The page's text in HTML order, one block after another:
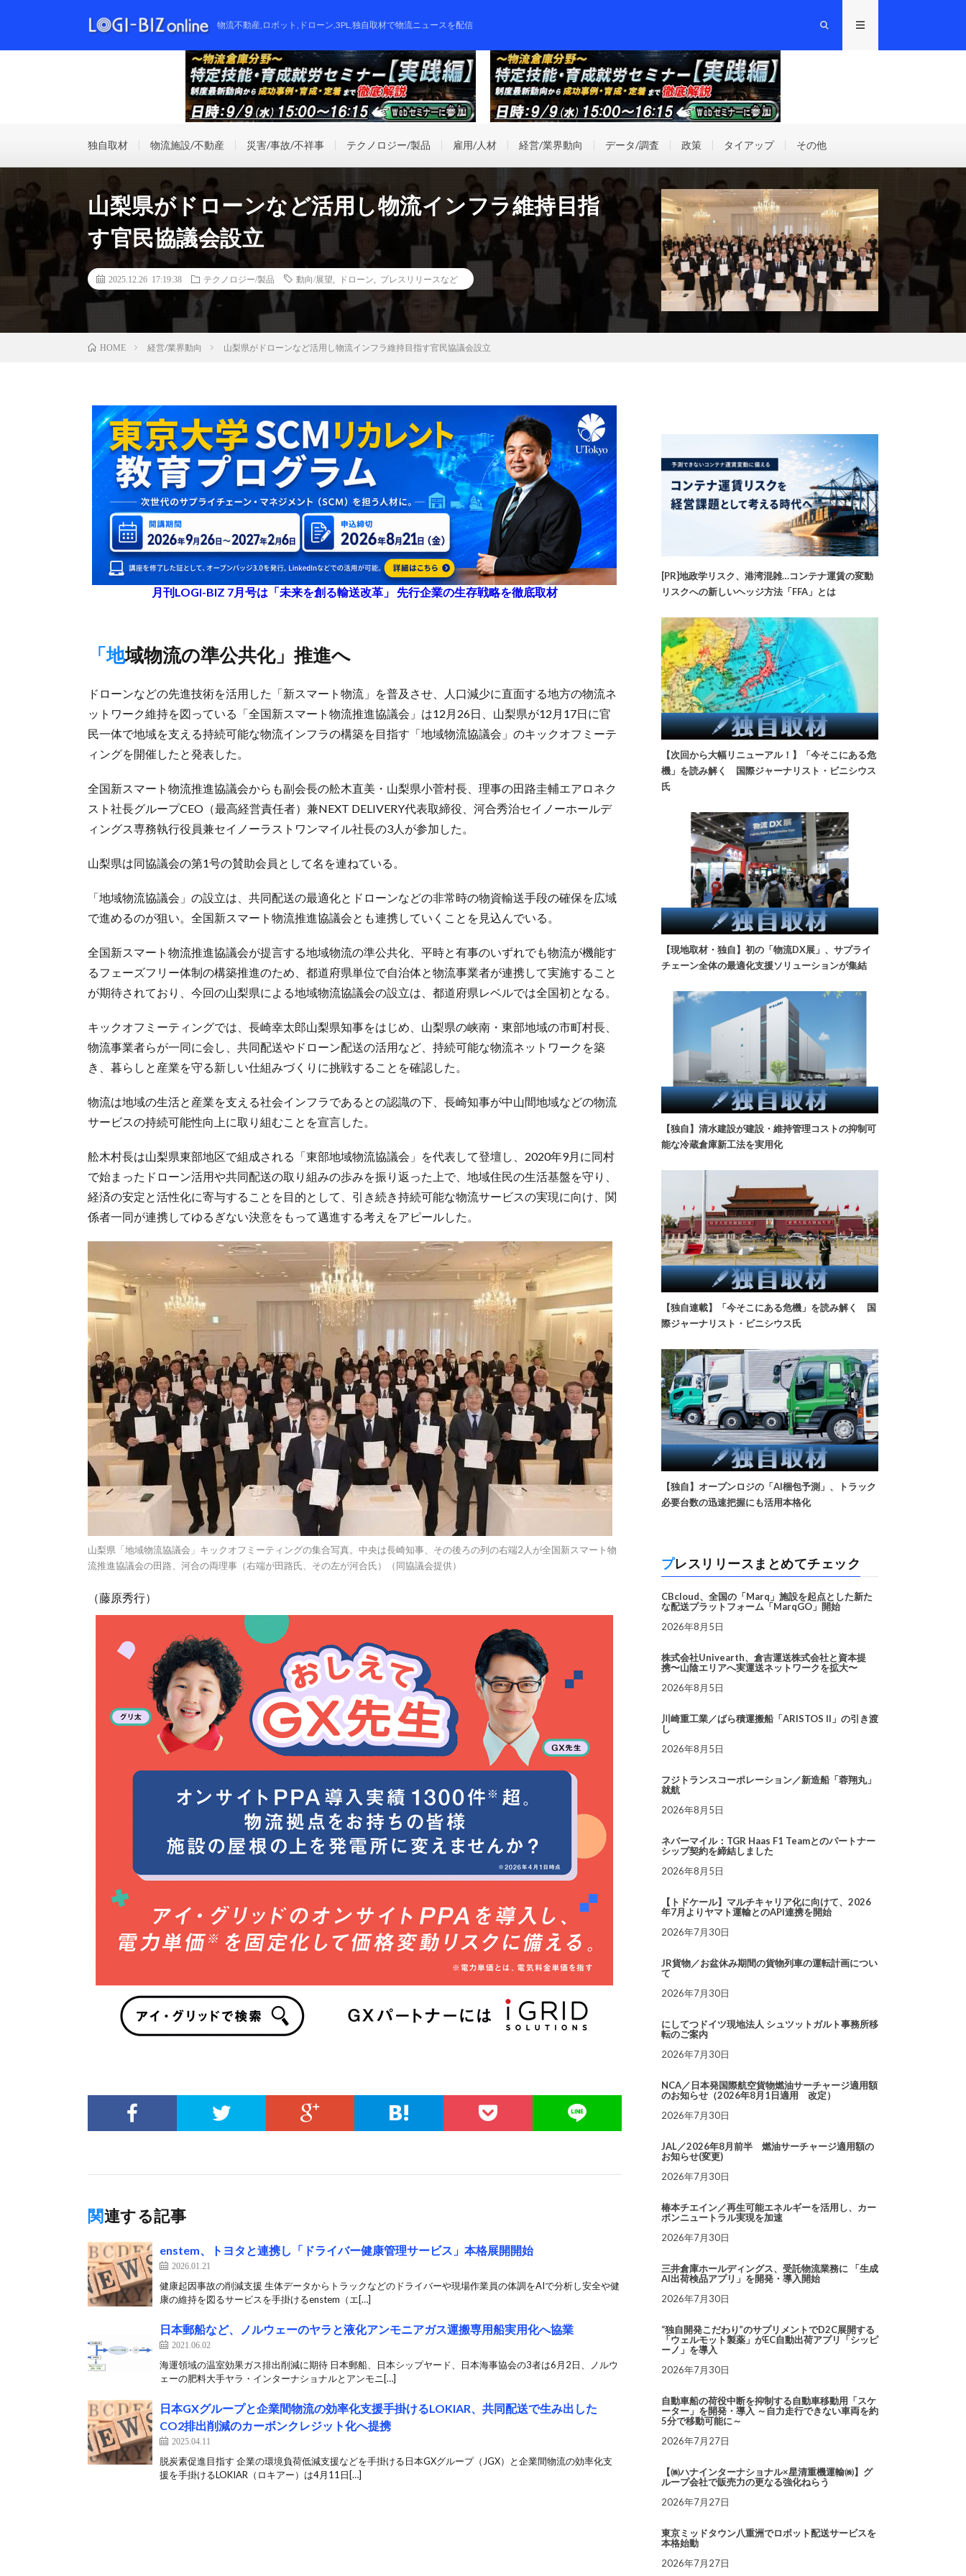
物流不動産,ロボット,ドローン,3PL,独自取材で物流ニュースを配信
独自取材 物流施設/不動産 災害/事故/不祥事 テクノロジー/製品 雇用/人材 経営/業界動向 データ/調査 政策 タイアップ その他
山梨県がドローンなど活用し物流インフラ維持目指
す官民協議会設立
2025.12.26 17:19:38 テクノロジー/製品 動向/展望 ドローン プレスリリースなど
HOME 経営/業界動向 山梨県がドローンなど活用し物流インフラ維持目指す官民協議会設立
月刊LOGI-BIZ 7月号は「未来を創る輸送改革」 先行企業の生存戦略を徹底取材
「地域物流の準公共化」推進へ
ドローンなどの先進技術を活用した「新スマート物流」を普及させ、人口減少に直面する地方の物流ネ
ットワーク維持を図っている「全国新スマート物流推進協議会」は12月26日、山梨県が12月17日に官
民一体で地域を支える持続可能な物流インフラの構築を目指す「地域物流協議会」のキックオフミーテ
ィングを開催したと発表した。
全国新スマート物流推進協議会からも副会長の舩木直美・山梨県小菅村長、理事の田路圭輔エアロネク
スト社長グループCEO（最高経営責任者）兼NEXT DELIVERY代表取締役、河合秀治セイノーホールデ
ィングス専務執行役員兼セイノーラストワンマイル社長の3人が参加した。
山梨県は同協議会の第1号の賛助会員として名を連ねている。
「地域物流協議会」の設立は、共同配送の最適化とドローンなどの非常時の物資輸送手段の確保を広域
で進めるのが狙い。全国新スマート物流推進協議会とも連携していくことを見込んでいる。
全国新スマート物流推進協議会が提言する地域物流の準公共化、平時と有事のいずれでも物流が機能す
るフェーズフリー体制の構築推進のため、都道府県単位で自治体と物流事業者が連携して実施すること
が期待されており、今回の山梨県による地域物流協議会の設立は、都道府県レベルでは全国初となる。
キックオフミーティングでは、長崎幸太郎山梨県知事をはじめ、山梨県の峡南・東部地域の市町村長、
物流事業者らが一同に会し、共同配送やドローン配送の活用など、持続可能な物流ネットワークを築
き、暮らしと産業を守る新しい仕組みづくりに挑戦することを確認した。
物流は地域の生活と産業を支える社会インフラであるとの認識の下、長崎知事が中山間地域などの物流
サービスの持続可能性向上に取り組むことを宣言した。
舩木村長は山梨県東部地区で組成される「東部地域物流協議会」を代表して登壇し、2020年9月に同村
で始まったドローン活用や共同配送の取り組みの歩みを振り返った上で、地域住民の生活基盤を守り、
経済の安定と活性化に寄与することを目的として、引き続き持続可能な物流サービスの実現に向け、関
係者一同が連携してゆるぎない決意をもって邁進する考えをアピールした。
山梨県「地域物流協議会」キックオフミーティングの集合写真。中央は長崎知事、その後ろの列の右端2人が全国新スマート物
流推進協議会の田路、河合の両理事（右端が田路氏、その左が河合氏）（同協議会提供）
（藤原秀行）
関連する記事
enstem、トヨタと連携し「ドライバー健康管理サービス」本格展開開始
2026.01.21
健康起因事故の削減支援 生体データからトラックなどのドライバーや現場作業員の体調をAIで分析し安全や健
康の維持を図るサービスを手掛けるenstem（エ[…]
日本郵船など、ノルウェーのヤラと液化アンモニアガス運搬専用船実用化へ協業
2021.06.02
海運領域の温室効果ガス排出削減に期待 日本郵船、日本シップヤード、日本海事協会の3者は6月2日、ノルウ
ェーの肥料大手ヤラ・インターナショナルとアンモニ[…]
日本GXグループと企業間物流の効率化支援手掛けるLOKIAR、共同配送で生み出した
CO2排出削減のカーボンクレジット化へ提携
2025.04.11
脱炭素促進目指す 企業の環境負荷低減支援などを手掛ける日本GXグループ（JGX）と企業間物流の効率化支
援を手掛けるLOKIAR（ロキアー）は4月11日[…]
[PR]地政学リスク、港湾混雑…コンテナ運賃の変動
リスクへの新しいヘッジ方法「FFA」とは
【次回から大幅リニューアル！】「今そこにある危
機」を読み解く 国際ジャーナリスト・ビニシウス
氏
【現地取材・独自】初の「物流DX展」、サプライ
チェーン全体の最適化支援ソリューションが集結
【独自】清水建設が建設・維持管理コストの抑制可
能な冷蔵倉庫新工法を実用化
【独自連載】「今そこにある危機」を読み解く 国
際ジャーナリスト・ビニシウス氏
【独自】オープンロジの「AI梱包予測」、トラック
必要台数の迅速把握にも活用本格化
プレスリリースまとめてチェック
CBcloud、全国の「Marq」施設を起点とした新た
な配送プラットフォーム「MarqGO」開始
2026年8月5日
株式会社Univearth、倉吉運送株式会社と資本提
携〜山陰エリアへ実運送ネットワークを拡大〜
2026年8月5日
川崎重工業／ばら積運搬船「ARISTOS II」の引き渡
し
2026年8月5日
フジトランスコーポレーション／新造船「蓉翔丸」
就航
2026年8月5日
ネバーマイル：TGR Haas F1 Teamとのパートナー
シップ契約を締結しました
2026年8月5日
【トドケール】マルチキャリア化に向けて、2026
年7月よりヤマト運輸とのAPI連携を開始
2026年7月30日
JR貨物／お盆休み期間の貨物列車の運転計画につい
て
2026年7月30日
にしてつドイツ現地法人 シュツットガルト事務所移
転のご案内
2026年7月30日
NCA／日本発国際航空貨物燃油サーチャージ適用額
のお知らせ（2026年8月1日適用 改定）
2026年7月30日
JAL／2026年8月前半 燃油サーチャージ適用額の
お知らせ(変更)
2026年7月30日
椿本チエイン／再生可能エネルギーを活用し、カー
ボンニュートラル実現を加速
2026年7月30日
三井倉庫ホールディングス、受託物流業務に 「生成
AI出荷検品アプリ」を開発・導入開始
2026年7月30日
“独自開発こだわり”のサプリメントでD2C展開する
「ウェルモット製薬」がEC自動出荷アプリ「シッピ
ーノ」を導入
2026年7月30日
自動車船の荷役中断を抑制する自動車移動用「スケ
ーター」を開発・導入 ～自力走行できない車両を約
5分で移動可能に～
2026年7月27日
【㈱ハナインターナショナル×星清重機運輸㈱】グ
ループ会社で販売力の更なる強化ねらう
2026年7月27日
東京ミッドタウン八重洲でロボット配送サービスを
本格始動
2026年7月27日